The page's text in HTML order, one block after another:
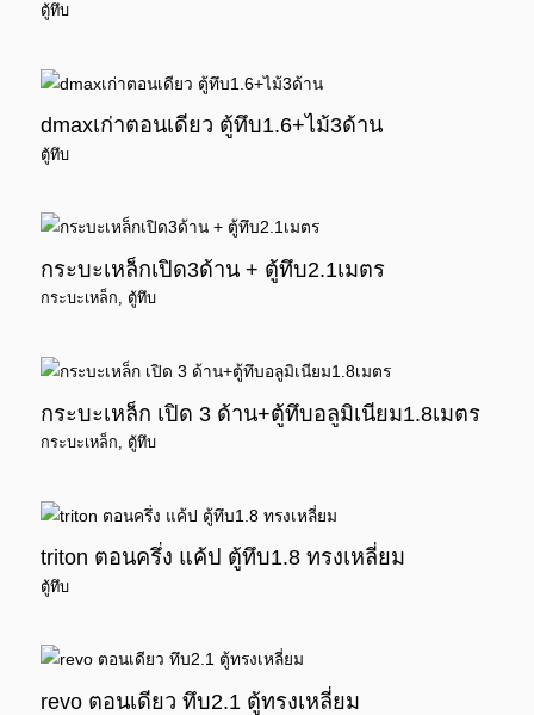
ตู้ทึบ
dmaxเก่าตอนเดียว ตู้ทึบ1.6+ไม้3ด้าน
ตู้ทึบ
กระบะเหล็กเปิด3ด้าน + ตู้ทึบ2.1เมตร
กระบะเหล็ก, ตู้ทึบ
กระบะเหล็ก เปิด 3 ด้าน+ตู้ทึบอลูมิเนียม1.8เมตร
กระบะเหล็ก ตู้ทึบ
triton ตอนครึ่ง แค้ป ตู้ทึบ1.8 ทรงเหลี่ยม
ตู้ทึบ
revo ตอนเดียว ทึบ2.1 ตู้ทรงเหลี่ยม